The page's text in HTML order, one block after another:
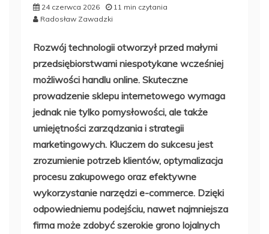
24 czerwca 2026
11 min czytania
Radosław Zawadzki
Rozwój technologii otworzył przed małymi
przedsiębiorstwami niespotykane wcześniej
możliwości handlu online. Skuteczne
prowadzenie sklepu internetowego wymaga
jednak nie tylko pomysłowości, ale także
umiejętności zarządzania i strategii
marketingowych. Kluczem do sukcesu jest
zrozumienie potrzeb klientów, optymalizacja
procesu zakupowego oraz efektywne
wykorzystanie narzędzi e-commerce. Dzięki
odpowiedniemu podejściu, nawet najmniejsza
firma może zdobyć szerokie grono lojalnych